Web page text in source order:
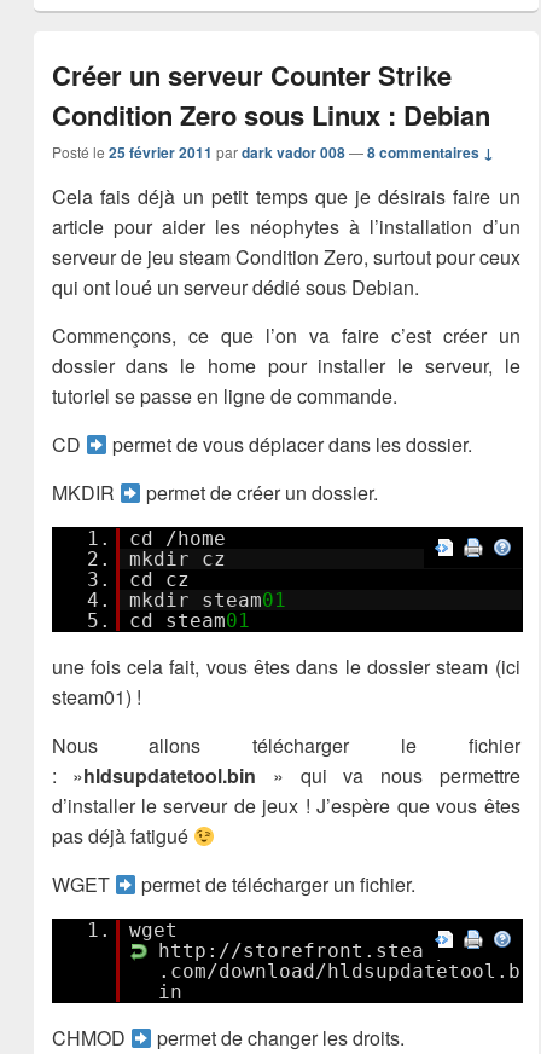
Créer un serveur Counter Strike
Condition Zero sous Linux : Debian
Posté le 25 février 2011 pardark vador 008 —8 commentaires ↓
Cela fais déjà un petit temps que je désirais faire un
article pour aider les néophytes à l’installation d’un
serveur de jeu steam Condition Zero, surtout pour ceux
qui ont loué un serveur dédié sous Debian.
Commençons, ce que l’on va faire c’est créer un
dossier dans le home pour installer le serveur, le
tutoriel se passe en ligne de commande.
CD
permet de vous déplacer dans les dossier.
MKDIR
permet de créer un dossier.
1.
cd /home
2.
mkdir cz
3.
cd cz
4.
mkdir steam01
5.
cd steam01
une fois cela fait, vous êtes dans le dossier steam (ici
steam01) !
Nous allons télécharger le fichier
: »hldsupdatetool.bin » qui va nous permettre
d’installer le serveur de jeux ! J’espère que vous êtes
pas déjà fatigué
WGET
permet de télécharger un fichier.
1.
wget
http://storefront.steampowered
.com/download/hldsupdatetool.b
in
CHMOD
permet de changer les droits.